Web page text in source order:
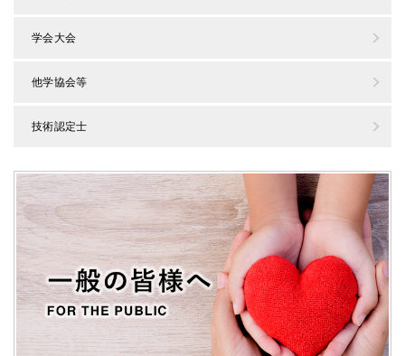
学会大会
他学協会等
技術認定士